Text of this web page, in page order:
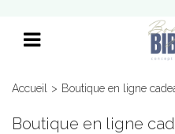
Accueil > Boutique en ligne
Boutique en ligne